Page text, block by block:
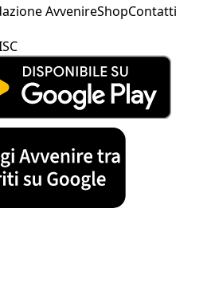
AvvenireShopContatti